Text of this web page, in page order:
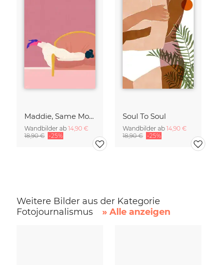
Maddie, Same Mood
Wandbilder ab 14,90 €
18,90 € -25%
Soul To Soul
Wandbilder ab 14,90 €
18,90 € -25%
Weitere Bilder aus der Kategorie
Fotojournalismus
» Alle anzeigen